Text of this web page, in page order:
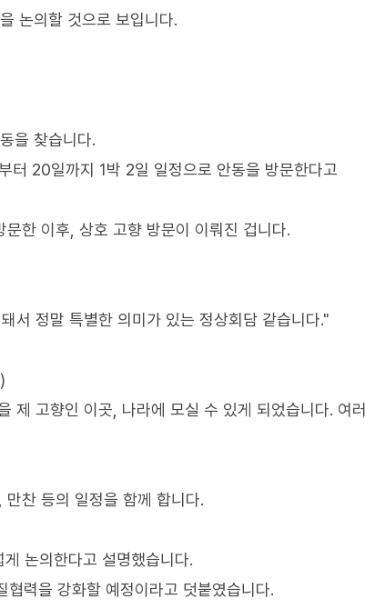
논의할 것으로 보입니다.
을 찾습니다.
터 20일까지 1박 2일 일정으로 안동을 방문한다고
한 이후, 상호 고향 방문이 이뤄진 겁니다.
서 정말 특별한 의미가 있는 정상회담 같습니다."
제 고향인 이곳, 나라에 모실 수 있게 되었습니다. 여
찬 등의 일정을 함께 합니다.
논의한다고 설명했습니다.
력을 강화할 예정이라고 덧붙였습니다.